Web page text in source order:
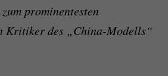
prominentesten
Kritiker des „China-Modells“